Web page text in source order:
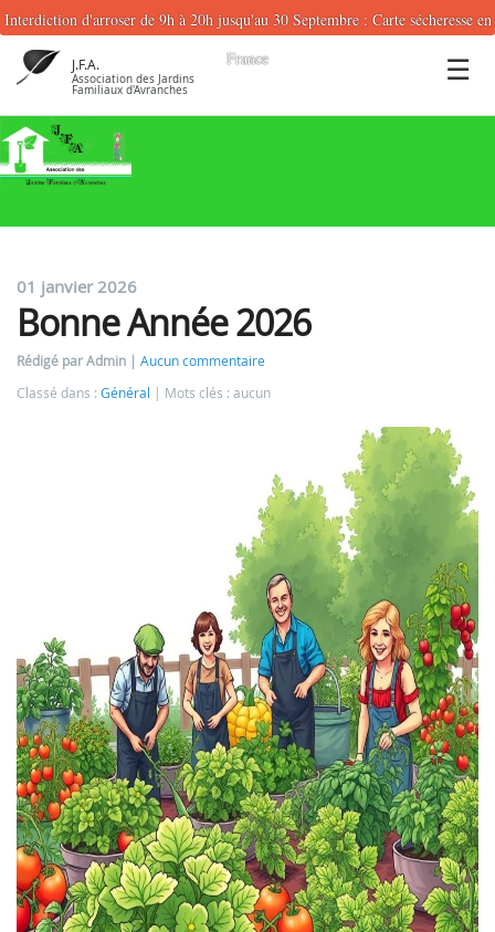
J.F.A.
Association des Jardins
Familiaux d'Avranches
01 janvier 2026
Bonne Année 2026
Rédigé par Admin
Aucun commentaire
Classé dans : Général Mots clés : aucun
Interdiction d'arroser de 9h à 20h jusqu'au 30 Septembre : Carte sécheresse en
France